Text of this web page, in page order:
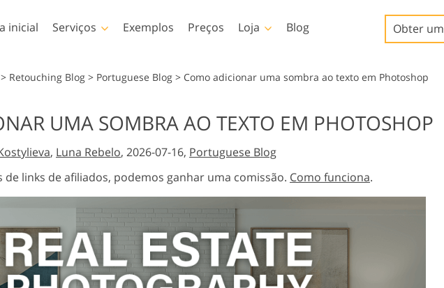
inicial Serviços
Serviços de retoque de
Serviços de edição de fotos
Modelos de vestuário
gerados por IA
Serviços de manipulação
de imagens
Foto Restauração Serviços
Exemplos Preços Loja
Photoshop
Photoshop Actions
Pincéis de Photoshop
Sobreposições de
Texturas de Photoshop
Ps sobrepõe coleções
inteiras
Templates
Amostra
Modelos de marketing
Cartões de Dia dos
Convites de casamento
Convite de aniversário
Video
LUTs profissionais
Sobreposições de vídeo
Blog Obter
> Retouching Blog > Portuguese Blog > Como adicionar uma sombra ao texto em Photoshop
UMA SOMBRA AO TEXTO EM PHOTOSHOP
, Luna Rebelo, 2026-07-16, Portuguese Blog
links de afiliados, podemos ganhar uma comissão. Como funciona.